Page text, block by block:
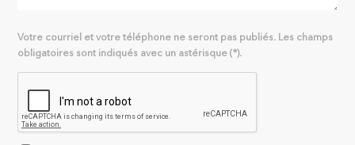
Votre courriel et votre téléphone ne seront pas publiés. Les champs
obligatoires sont indiqués avec un astérisque (*).